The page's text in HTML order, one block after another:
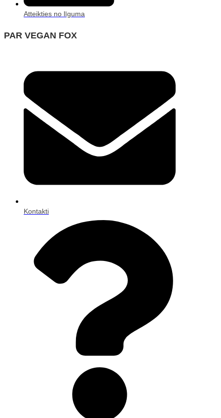
Atteikties no līguma
PAR VEGAN FOX
Kontakti